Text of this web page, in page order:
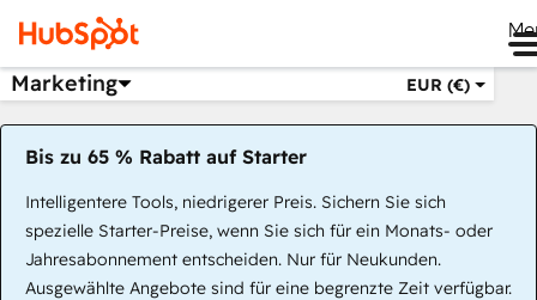
Marketing EUR (€)
Bis zu 65 % Rabatt auf Starter
Intelligentere Tools, niedrigerer Preis. Sichern Sie sich
spezielle Starter-Preise, wenn Sie sich für ein Monats- oder
Jahresabonnement entscheiden. Nur für Neukunden.
Ausgewählte Angebote sind für eine begrenzte Zeit verfügbar.